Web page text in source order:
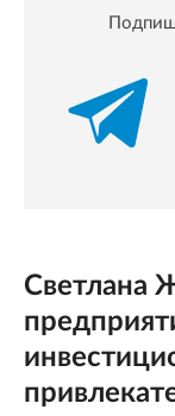
Светлана